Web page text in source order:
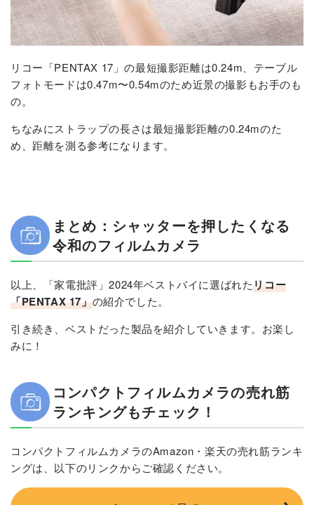
リコー「PENTAX 17」の最短撮影距離は0.24m、テーブル
フォトモードは0.47m〜0.54mのため近景の撮影もお手のも
の。
ちなみにストラップの長さは最短撮影距離の0.24mのた
め、距離を測る参考になります。
まとめ：シャッターを押したくなる
令和のフィルムカメラ
以上、「家電批評」2024年ベストバイに選ばれたリコー
「PENTAX 17」の紹介でした。
引き続き、ベストだった製品を紹介していきます。お楽し
みに！
コンパクトフィルムカメラの売れ筋
ランキングもチェック！
コンパクトフィルムカメラのAmazon・楽天の売れ筋ランキ
ングは、以下のリンクからご確認ください。